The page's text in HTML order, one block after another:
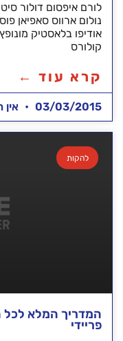
לורם איפסום דולור
נולום ארווס סאפיאן
אודיפו בלאסטיק
קולורס
קרא עוד ←
03/03/2015 אין
להקות
המדריך המלא לכל
פריידי